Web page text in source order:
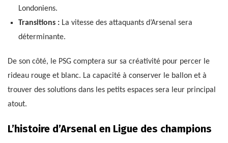
Londoniens.
Transitions :La vitesse des attaquants d’Arsenal sera
déterminante.
De son côté, le PSG comptera sur sa créativité pour percer le
rideau rouge et blanc. La capacité à conserver le ballon et à
trouver des solutions dans les petits espaces sera leur principal
atout.
L’histoire d’Arsenal en Ligue des champions